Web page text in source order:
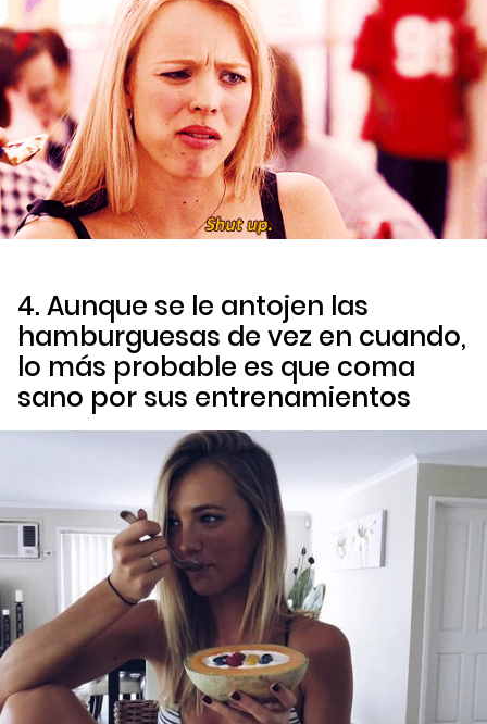
4. Aunque se le antojen las
hamburguesas de vez en cuando,
lo más probable es que coma
sano por sus entrenamientos